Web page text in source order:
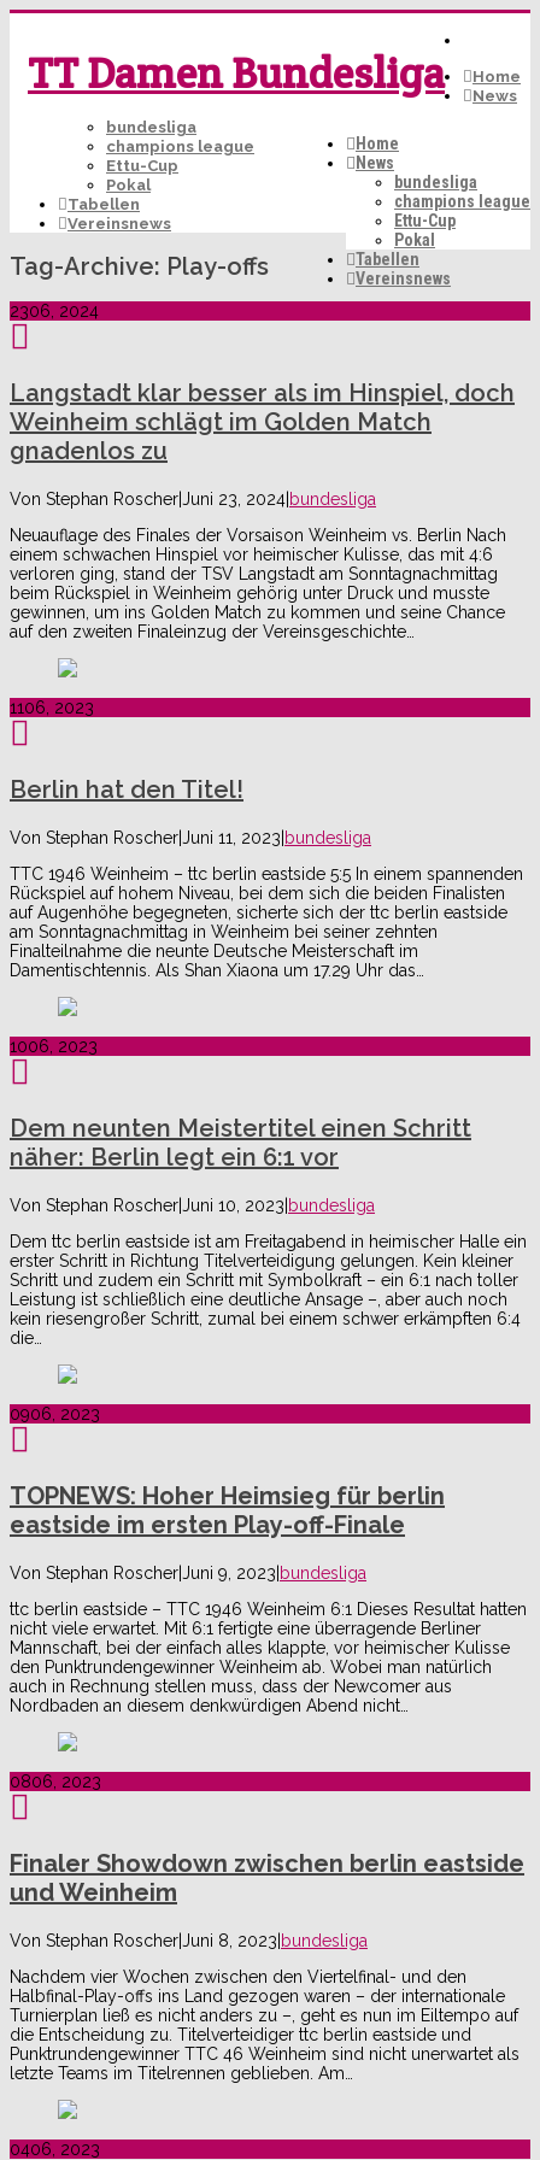
TT Damen Bundesliga
Home
News
bundesliga
champions league
Ettu-Cup
Pokal
Tabellen
Vereinsnews
Home
News
bundesliga
champions league
Ettu-Cup
Pokal
Tabellen
Vereinsnews
Tag-Archive: Play-offs
2306, 2024
Langstadt klar besser als im Hinspiel, doch
Weinheim schlägt im Golden Match
gnadenlos zu
Von Stephan RoscherJuni 23, 2024 bundesliga
Neuauflage des Finales der Vorsaison Weinheim vs. Berlin Nach
einem schwachen Hinspiel vor heimischer Kulisse, das mit 4:6
verloren ging, stand der TSV Langstadt am Sonntagnachmittag
beim Rückspiel in Weinheim gehörig unter Druck und musste
gewinnen, um ins Golden Match zu kommen und seine Chance
auf den zweiten Finaleinzug der Vereinsgeschichte…
1106, 2023
Berlin hat den Titel!
Von Stephan RoscherJuni 11, 2023 bundesliga
TTC 1946 Weinheim – ttc berlin eastside 5:5 In einem spannenden
Rückspiel auf hohem Niveau, bei dem sich die beiden Finalisten
auf Augenhöhe begegneten, sicherte sich der ttc berlin eastside
am Sonntagnachmittag in Weinheim bei seiner zehnten
Finalteilnahme die neunte Deutsche Meisterschaft im
Damentischtennis. Als Shan Xiaona um 17.29 Uhr das…
1006, 2023
Dem neunten Meistertitel einen Schritt
näher: Berlin legt ein 6:1 vor
Von Stephan RoscherJuni 10, 2023 bundesliga
Dem ttc berlin eastside ist am Freitagabend in heimischer Halle ein
erster Schritt in Richtung Titelverteidigung gelungen. Kein kleiner
Schritt und zudem ein Schritt mit Symbolkraft – ein 6:1 nach toller
Leistung ist schließlich eine deutliche Ansage –, aber auch noch
kein riesengroßer Schritt, zumal bei einem schwer erkämpften 6:4
die…
0906, 2023
TOPNEWS: Hoher Heimsieg für berlin
eastside im ersten Play-off-Finale
Von Stephan RoscherJuni 9, 2023 bundesliga
ttc berlin eastside – TTC 1946 Weinheim 6:1 Dieses Resultat hatten
nicht viele erwartet. Mit 6:1 fertigte eine überragende Berliner
Mannschaft, bei der einfach alles klappte, vor heimischer Kulisse
den Punktrundengewinner Weinheim ab. Wobei man natürlich
auch in Rechnung stellen muss, dass der Newcomer aus
Nordbaden an diesem denkwürdigen Abend nicht…
0806, 2023
Finaler Showdown zwischen berlin eastside
und Weinheim
Von Stephan RoscherJuni 8, 2023 bundesliga
Nachdem vier Wochen zwischen den Viertelfinal- und den
Halbfinal-Play-offs ins Land gezogen waren – der internationale
Turnierplan ließ es nicht anders zu –, geht es nun im Eiltempo auf
die Entscheidung zu. Titelverteidiger ttc berlin eastside und
Punktrundengewinner TTC 46 Weinheim sind nicht unerwartet als
letzte Teams im Titelrennen geblieben. Am…
0406, 2023